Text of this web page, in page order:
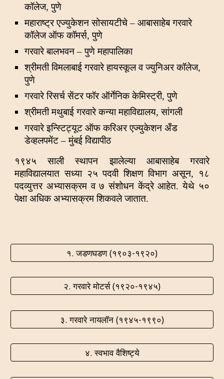
कॉलेज, पुणे
महाराष्ट्र एज्युकेशन सोसायटीचे – आबासाहेब गरवारे
कॉलेज ऑफ कॉमर्स, पुणे
गरवारे बालभवन – पुणे महापालिका
श्रीमती विमलाबाई गरवारे हायस्कूल व ज्युनिअर कॉलेज,
पुणे
गरवारे रिसर्च सेंटर फॉर ऑर्गेनिक केमिस्ट्री, पुणे
श्रीमती मथुबाई गरवारे कन्या महाविद्यालय, सांगली
गरवारे इन्स्टिट्यूट ऑफ करिअर एज्युकेशन अँड
डेव्हलपमेंट – मुंबई विद्यापीठ
१९४५ साली स्थापन झालेल्या आबासाहेब गरवारे
महाविद्यालयात सध्या २५ पदवी शिक्षण विभाग असून, १८
पदव्युत्तर अभ्यासक्रम व ७ संशोधन केंद्रे आहेत. येथे ५०
पेक्षा अधिक अभ्यासक्रम शिकवले जातात.
१. जडणघडण (१९०३-१९२०)
२. गरवारे मोटर्स (१९२०-१९४५)
३. गरवारे नायलॉन (१९४५-१९९०)
४. स्वभाव वैशिष्ट्ये